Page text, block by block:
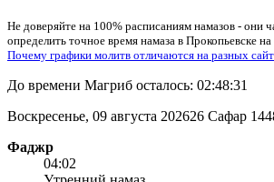
Не доверяйте на 100% расписаниям намазов - они
определить точное время намаза в Прокопьевске на
Почему графики молитв отличаются на разных
До времени Магриб осталось: 02:48:31
Воскресенье, 09 августа 202626 Сафар
Фаджр
04:02